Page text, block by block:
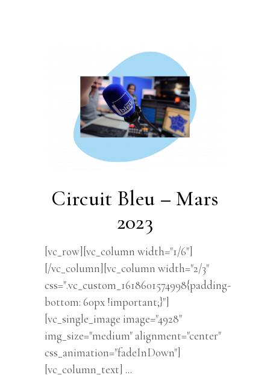
Circuit Bleu – Mars
2023
[vc_row][vc_column width="1/6"]
[/vc_column][vc_column width="2/3"
css=".vc_custom_1618601574998{padding-
bottom: 60px !important;}"]
[vc_single_image image="4928"
img_size="medium" alignment="center"
css_animation="fadeInDown"]
[vc_column_text]